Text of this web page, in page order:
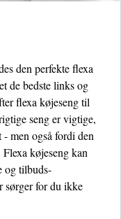
den perfekte flexa
de bedste links og
flexa køjeseng til
seng er vigtige,
men også fordi den
køjeseng kan
og tilbuds-
sørger for du ikke